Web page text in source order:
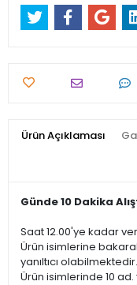
Ürün Açıklaması
Günde 10 Dakika
Saat 12.00'ye kadar
Ürün isimlerine
yanıltıcı olabilmektedir.
Ürün isimlerinde 10